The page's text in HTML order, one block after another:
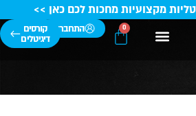
מקצועיות מחכות לכם כאן >>
התחברות קורסים
דיגיטלים